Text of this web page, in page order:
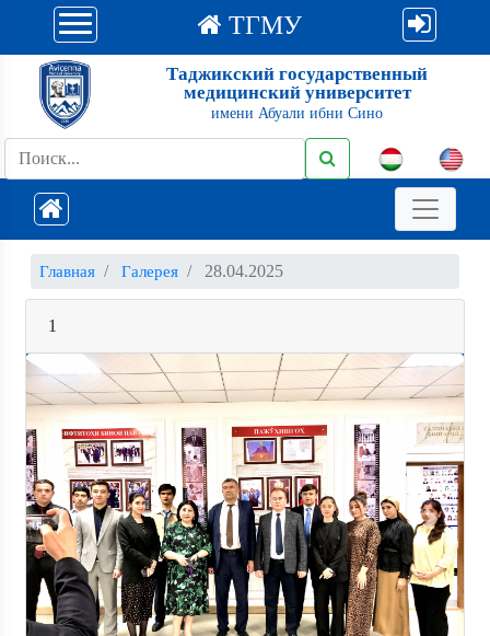
ТГМУ
Таджикский государственный
медицинский университет
имени Абуали ибни Сино
Главная Галерея 28.04.2025
1
Previous Next